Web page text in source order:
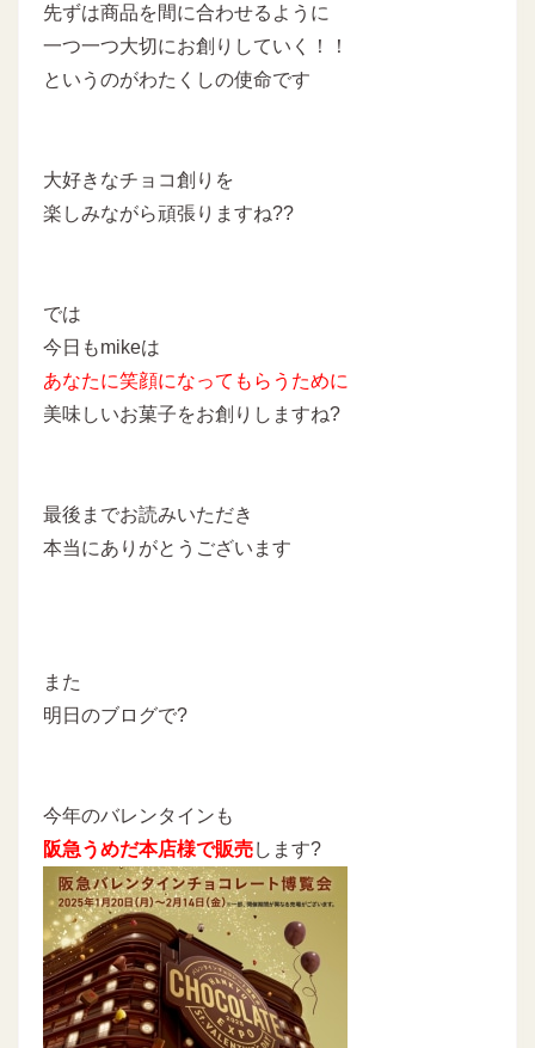
先ずは商品を間に合わせるように
一つ一つ大切にお創りしていく！！
というのがわたくしの使命です
大好きなチョコ創りを
楽しみながら頑張りますね??
では
今日もmikeは
あなたに笑顔になってもらうために
美味しいお菓子をお創りしますね?
最後までお読みいただき
本当にありがとうございます
また
明日のブログで?
今年のバレンタインも
阪急うめだ本店様で販売します?